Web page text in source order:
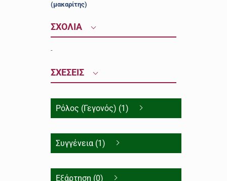
(μακαρίτης)
ΣΧΟΛΙΑ
-
ΣΧΕΣΕΙΣ
Ρόλος (Γεγονός) (1)
Συγγένεια (1)
Εξάρτηση (0)